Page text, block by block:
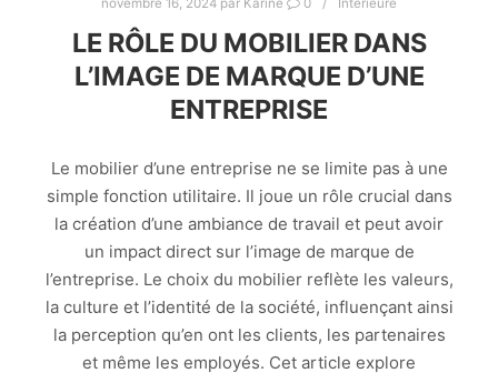
LE RÔLE DU MOBILIER DANS
L’IMAGE DE MARQUE D’UNE
ENTREPRISE
Le mobilier d’une entreprise ne se limite pas à une
simple fonction utilitaire. Il joue un rôle crucial dans
la création d’une ambiance de travail et peut avoir
un impact direct sur l’image de marque de
l’entreprise. Le choix du mobilier reflète les valeurs,
la culture et l’identité de la société, influençant ainsi
la perception qu’en ont les clients, les partenaires
et même les employés. Cet article explore